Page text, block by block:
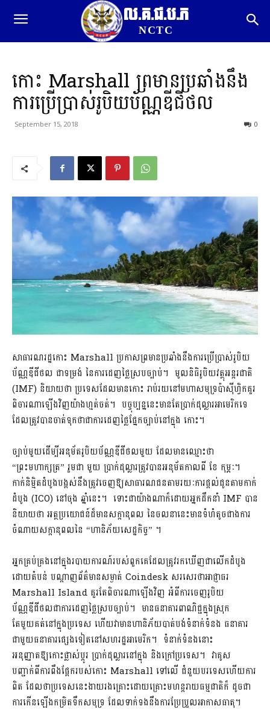
ល.គ.ជ.ប.ភ
NCTC
កោះ Marshall ព្រមានប្រឆាំងនឹង
ការប្រើប្រាស់រូបិយប័ណ្ណឌីជីថល
September 15, 2018 0
សាធារណរដ្ឋកោះ Marshall ប្រកាសព្រមានប្រឆាំងនឹងការប្រើប្រាស់រូបិយ
ប័ណ្ណឌីជីថល ជាទម្រង់ នៃការដេញថ្លៃស្របច្បាប់។ មូលនិធិរូបិយវត្ថុអន្ដរជាតិ
(IMF) និយាយថា ប្រទេសដែលមានកោះ រាប់រយនៅមហាសមុទ្រប៉ាស៊ីហ្វិកគួរ
ពិចារណាឡើងវិញយ៉ាងហ្មត់ចត់។ បច្ចុប្បន្ននេះមានតែប្រាក់ដុល្លារអាមេរិកទេ
ដែលត្រូវបានចាត់ទុកថាជាការដេញថ្លៃផ្នែកច្បាប់នៅក្នុង កោះ។
ច្បាប់មួយដើម្បីអនុម័តរូបិយប័ណ្ណឌីជីថលមួយ ដែលមានឈ្មោះថា
“ព្រះមហាក្សត្រ” រួមជា មួយ ប្រាក់ដុល្លារត្រូវបានអនុម័តកាលពី ខែ កុម្ភៈ។
កាក់និម្មិតដំបូងបង្អស់នឹងត្រូវចេញឱ្យសាធារណជនតាមរយៈការផ្តល់ជូនតាមកាក់
ដំបូង (ICO) នៅចុង ឆ្នាំនេះ។ ទោះជាយ៉ាងណាក៏ដោយអ្នកដឹកនាំ IMF បាន
និយាយថា អត្ថប្រយោជន៍ដ៏មានសក្តានុពល នៃចលនានេះមានទំហំតូចជាងការ
ចំណាយសក្តានុពលនៃ “ហានិភ័យសេដ្ឋកិច្ច” ។
អ្នកគ្រប់គ្រងនៅក្នុងរបាយការណ៍របស់ពួកគេដែលត្រូវរកឃើញជាលើកដំបូង
ដោយតំបន់ បណ្តាញព័ត៌មានសម្ងាត់ Coindesk សរសេរថាអាជ្ញាធរ
Marshall Island គួរតែពិចារណាឡើងវិញ អំពីការចេញរូបិយ
ប័ណ្ណឌីជីថលជាការដេញថ្លៃស្របច្បាប់។ មានធនាគារពាណិជ្ជក្នុងស្រុក
តែមួយគត់នៅក្នុងប្រទេស ហើយវាមានហានិភ័យបាត់បង់ទំនាក់ទំនង ធនាគារ
ជាមួយធនាគារផ្សេងទៀតនៅសហរដ្ឋអាមេរិក។ ទំនាក់ទំនងនោះ
អនុញ្ញាតឱ្យកោះផ្លាស់ប្តូរ ប្រាក់ដុល្លារនៅក្នុង និងក្រៅប្រទេស។ វាគូស
បញ្ជាក់ពីការពឹងផ្អែករបស់កោះ Marshall ទៅលើ ជំនួយបរទេសហើយការ
ពិត ដែលថាប្រទេសនេះងាយរងគ្រោះដោយគ្រោះមហន្តរាយធម្មជាតិក៏ ដូចជា
ការកើនឡើងកម្រិតទឹកសមុទ្រ ដែលទាក់ទងនឹងការប្រែប្រួលអាកាសធាតុ។